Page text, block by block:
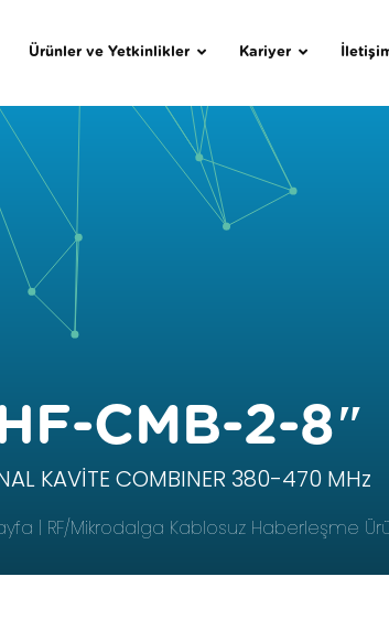
Ürünler ve Yetkinlikler Kariyer
CMB-2-8″
KAVİTE COMBINER 380-470 MHz
RF/Mikrodalga Kablosuz Haberleşme